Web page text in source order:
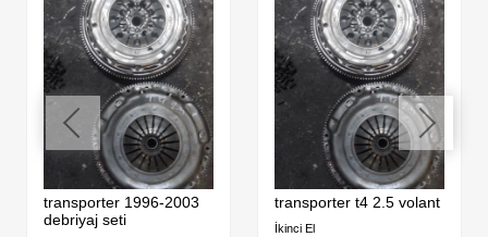
transporter 1996-2003
debriyaj seti
transporter t4 2.5 volant
İkinci El